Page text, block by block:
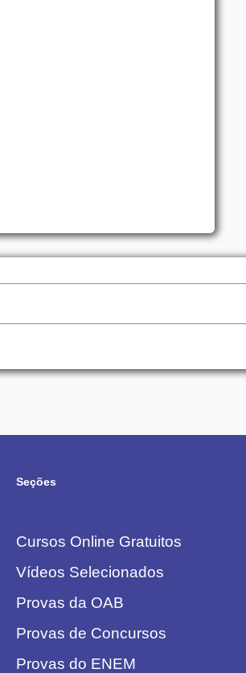
Seções
Cursos Online Gratuitos
Vídeos Selecionados
Provas da OAB
Provas de Concursos
Provas do ENEM